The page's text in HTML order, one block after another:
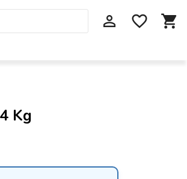
perm_identity favorite_border shopping_cart
Kg